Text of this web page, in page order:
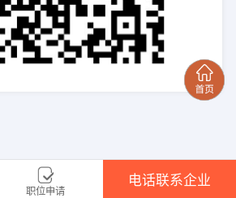
职位申请
电话联系企业